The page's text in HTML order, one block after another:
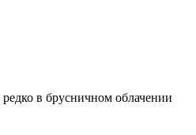
в брусничном облачении